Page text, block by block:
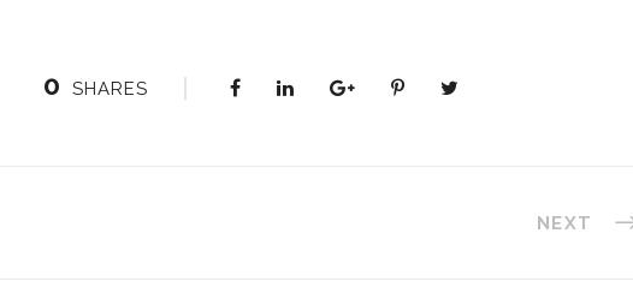
0 SHARES
NEXT